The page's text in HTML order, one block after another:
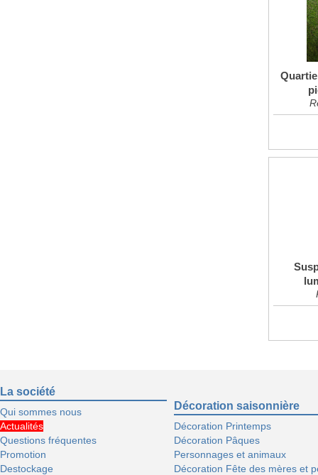
La société
Qui sommes nous
Actualités
Questions fréquentes
Promotion
Destockage
Décoration saisonnière
Décoration Printemps
Décoration Pâques
Personnages et animaux
Décoration Fête des mères et